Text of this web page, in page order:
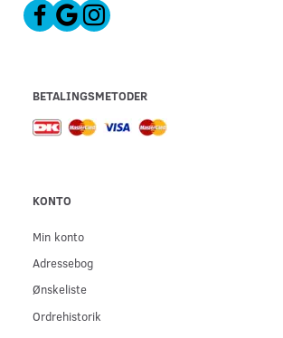
BETALINGSMETODER
KONTO
Min konto
Adressebog
Ønskeliste
Ordrehistorik